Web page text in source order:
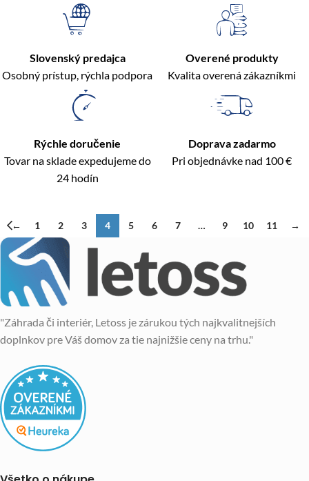
Slovenský predajca
Osobný prístup, rýchla podpora
Overené produkty
Kvalita overená zákazníkmi
Rýchle doručenie
Tovar na sklade expedujeme do
24 hodín
Doprava zadarmo
Pri objednávke nad 100 €
← 1 2 3 4 5 6 7 … 9 10 11 →
"Záhrada či interiér, Letoss je zárukou tých najkvalitnejších
doplnkov pre Váš domov za tie najnižšie ceny na trhu."